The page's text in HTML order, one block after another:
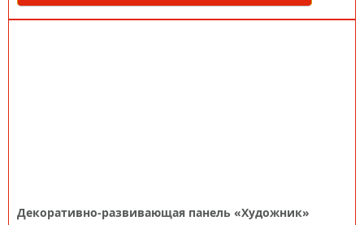
Декоративно-развивающая панель «Художник»